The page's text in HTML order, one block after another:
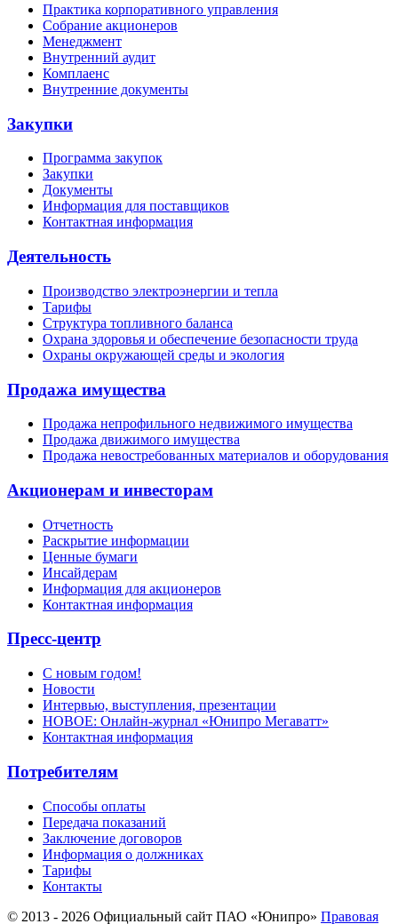
Практика корпоративного управления
Собрание акционеров
Менеджмент
Внутренний аудит
Комплаенс
Внутренние документы
Закупки
Программа закупок
Закупки
Документы
Информация для поставщиков
Контактная информация
Деятельность
Производство электроэнергии и тепла
Тарифы
Структура топливного баланса
Охрана здоровья и обеспечение безопасности труда
Охраны окружающей среды и экология
Продажа имущества
Продажа непрофильного недвижимого имущества
Продажа движимого имущества
Продажа невостребованных материалов и оборудования
Акционерам и инвесторам
Отчетность
Раскрытие информации
Ценные бумаги
Инсайдерам
Информация для акционеров
Контактная информация
Пресс-центр
С новым годом!
Новости
Интервью, выступления, презентации
НОВОЕ: Онлайн-журнал «Юнипро Мегаватт»
Контактная информация
Потребителям
Способы оплаты
Передача показаний
Заключение договоров
Информация о должниках
Тарифы
Контакты
© 2013 - 2026 Официальный сайт ПАО «Юнипро» Правовая